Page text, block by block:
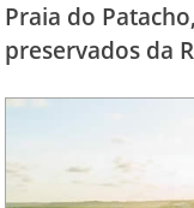
Praia do
preservados da